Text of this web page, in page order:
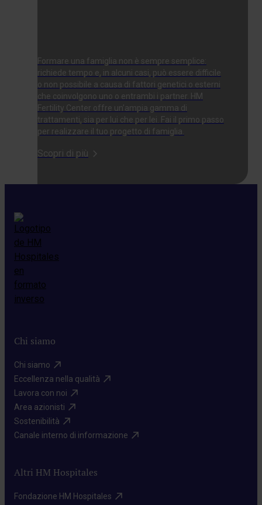
Formare una famiglia non è sempre semplice:
richiede tempo e, in alcuni casi, può essere difficile
o non possibile a causa di fattori genetici o esterni
che coinvolgono uno o entrambi i partner. HM
Fertility Center offre un’ampia gamma di
trattamenti, sia per lui che per lei. Fai il primo passo
per realizzare il tuo progetto di famiglia.
Scopri di più
Chi siamo
Chi siamo​
Eccellenza nella qualità​
Lavora con noi​
Area azionisti​
Sostenibilità​
Canale interno di informazione​
Altri HM Hospitales
Fondazione HM Hospitales​